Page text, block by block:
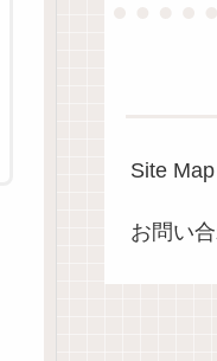
Site Map
お問い